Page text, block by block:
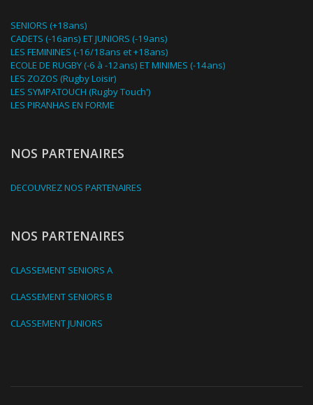
SENIORS (+18ans)
CADETS (-16ans) ET JUNIORS (-19ans)
LES FEMININES (-16/18ans et +18ans)
ECOLE DE RUGBY (-6 à -12ans) ET MINIMES (-14ans)
LES ZOZOS (Rugby Loisir)
LES SYMPATOUCH (Rugby Touch')
LES PIRANHAS EN FORME
NOS PARTENAIRES
DECOUVREZ NOS PARTENAIRES
NOS PARTENAIRES
CLASSEMENT SENIORS A
CLASSEMENT SENIORS B
CLASSEMENT JUNIORS